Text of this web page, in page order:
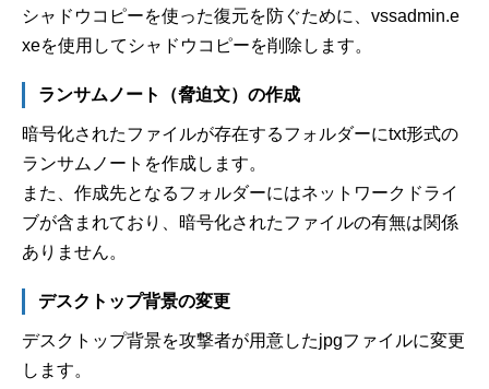
シャドウコピーを使った復元を防ぐために、vssadmin.e
xeを使用してシャドウコピーを削除します。
ランサムノート（脅迫文）の作成
暗号化されたファイルが存在するフォルダーにtxt形式の
ランサムノートを作成します。
また、作成先となるフォルダーにはネットワークドライ
ブが含まれており、暗号化されたファイルの有無は関係
ありません。
デスクトップ背景の変更
デスクトップ背景を攻撃者が用意したjpgファイルに変更
します。